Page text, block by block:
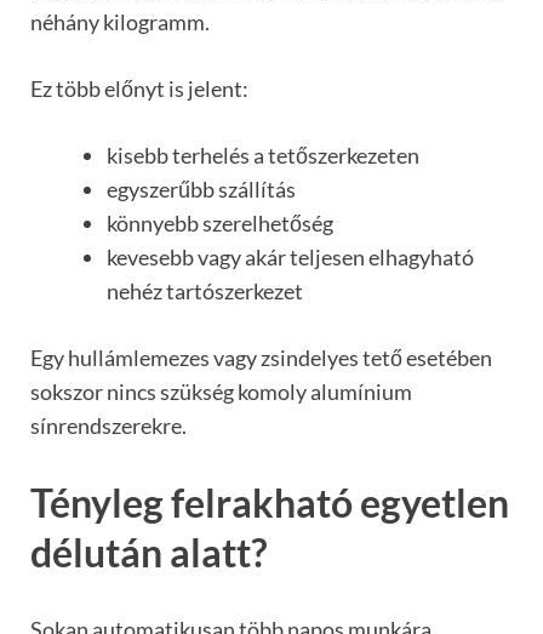
néhány kilogramm.
Ez több előnyt is jelent:
kisebb terhelés a tetőszerkezeten
egyszerűbb szállítás
könnyebb szerelhetőség
kevesebb vagy akár teljesen elhagyható
nehéz tartószerkezet
Egy hullámlemezes vagy zsindelyes tető esetében
sokszor nincs szükség komoly alumínium
sínrendszerekre.
Tényleg felrakható egyetlen
délután alatt?